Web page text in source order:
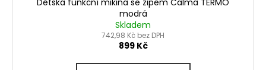
modrá
Skladem
742,98 Kč bez DPH
899 Kč